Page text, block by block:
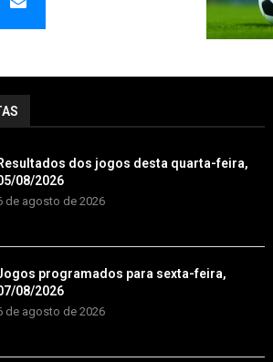
dos jogos desta quarta-feira,
08/2026
de agosto de 2026
programados para sexta-feira,
08/2026
de agosto de 2026